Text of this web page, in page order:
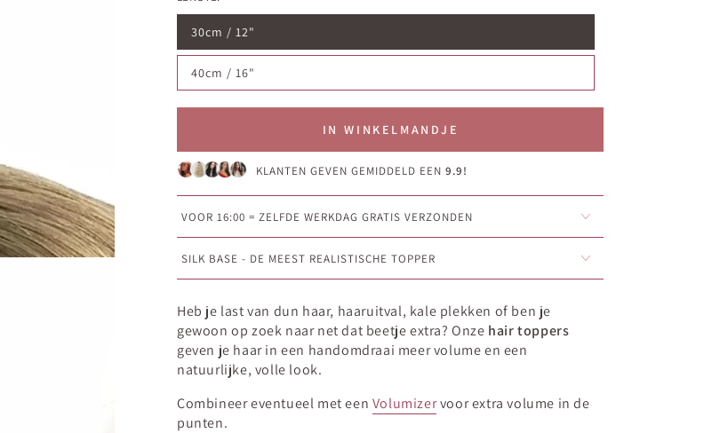
30cm / 12"
40cm / 16"
IN WINKELMANDJE
KLANTEN GEVEN GEMIDDELD EEN 9.9!
VOOR 16:00 = ZELFDE WERKDAG GRATIS VERZONDEN
SILK BASE - DE MEEST REALISTISCHE TOPPER
Heb je last van dun haar, haaruitval, kale plekken of ben je
gewoon op zoek naar net dat beetje extra? Onze hair toppers
geven je haar in een handomdraai meer volume en een
natuurlijke, volle look.
Combineer eventueel met een Volumizervoor extra volume in de
punten.